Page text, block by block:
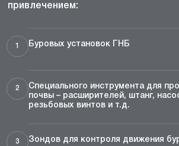
привлечением:
1 Буровых установок ГНБ
2
Специального инструмента для
почвы – расширителей, штанг,
резьбовых винтов и т.д.
3 Зондов для контроля движения